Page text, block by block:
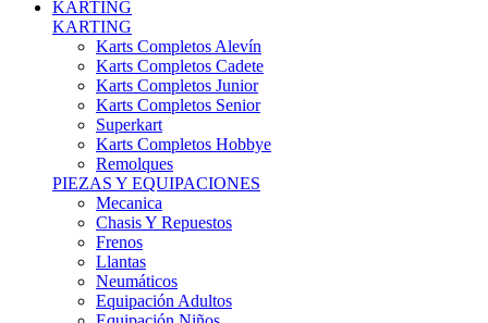
Karts Completos Alevín
Karts Completos Cadete
Karts Completos Junior
Karts Completos Senior
Superkart
Karts Completos Hobbye
Remolques
PIEZAS Y EQUIPACIONES
Mecanica
Chasis Y Repuestos
Frenos
Llantas
Neumáticos
Equipación Adultos
Equipación Niños
Resto De Piezas